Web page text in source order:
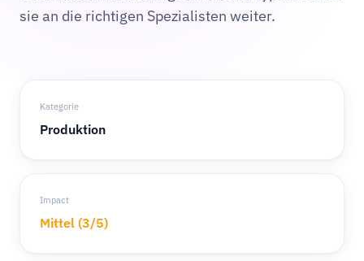
sie an die richtigen Spezialisten weiter.
Kategorie
Produktion
Impact
Mittel (3/5)